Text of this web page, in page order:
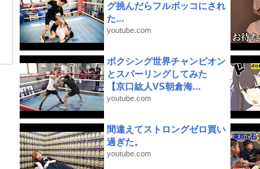
グ挑んだらフルボッコにされ
た...
youtube.com
ボクシング世界チャンピオン
とスパーリングしてみた
【京口紘人VS朝倉海...
youtube.com
間違えてストロングゼロ買い
過ぎた。
youtube.com